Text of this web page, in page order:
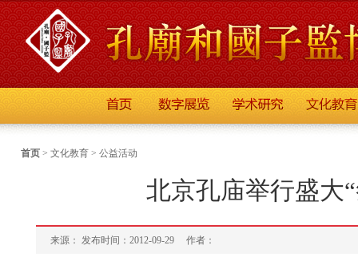
首页 > 文化教育 > 公益活动
北京孔庙举行盛大
来源： 发布时间：2012-09-29 作者：